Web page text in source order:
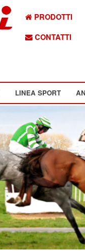
PRODOTTI
CONTATTI
LINEA SPORT